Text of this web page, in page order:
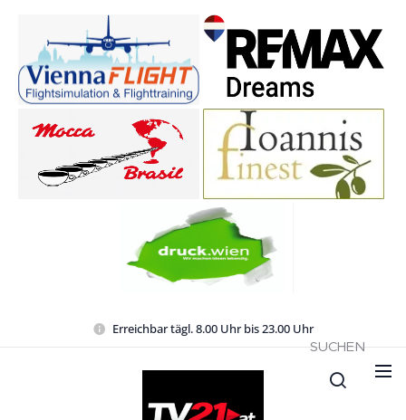
Erreichbar tägl. 8.00 Uhr bis 23.00 Uhr
SUCHEN